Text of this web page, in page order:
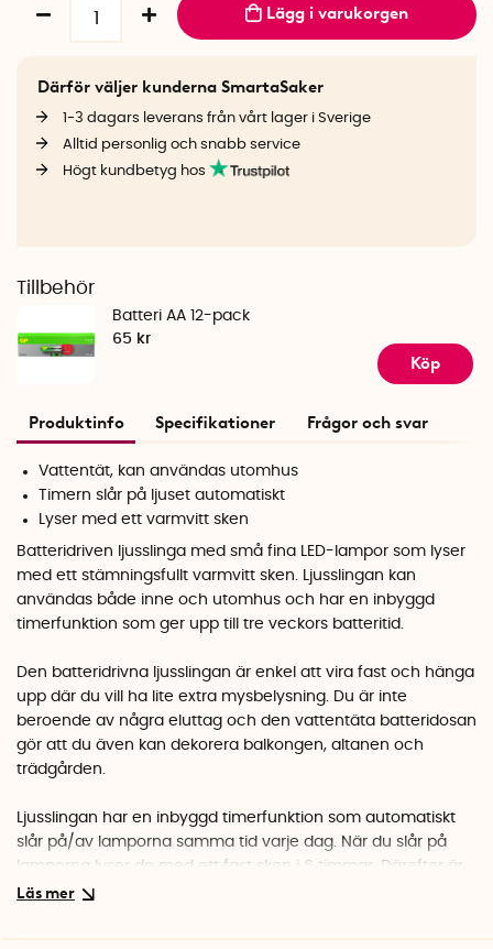
Lägg i varukorgen
Därför väljer kunderna SmartaSaker
1-3 dagars leverans från vårt lager i Sverige
Alltid personlig och snabb service
Högt kundbetyg hos
Tillbehör
Batteri AA 12-pack
65 kr
Köp
Produktinfo Specifikationer Frågor och svar
Vattentät, kan användas utomhus
Timern slår på ljuset automatiskt
Lyser med ett varmvitt sken
Batteridriven ljusslinga med små fina LED-lampor som lyser
med ett stämningsfullt varmvitt sken. Ljusslingan kan
användas både inne och utomhus och har en inbyggd
timerfunktion som ger upp till tre veckors batteritid.
Den batteridrivna ljusslingan är enkel att vira fast och hänga
upp där du vill ha lite extra mysbelysning. Du är inte
beroende av några eluttag och den vattentäta batteridosan
gör att du även kan dekorera balkongen, altanen och
trädgården.
Ljusslingan har en inbyggd timerfunktion som automatiskt
slår på/av lamporna samma tid varje dag. När du slår på
lamporna lyser de med ett fast sken i 6 timmar. Därefter är
lamporna släckta i 18 timmar. Nästa dag slår ljusslingan på